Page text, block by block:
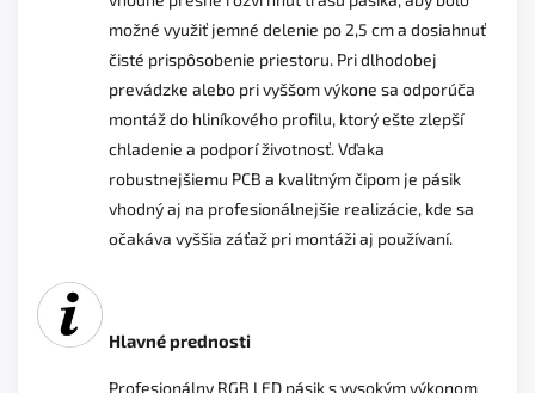
možné využiť jemné delenie po 2,5 cm a dosiahnuť
čisté prispôsobenie priestoru. Pri dlhodobej
prevádzke alebo pri vyššom výkone sa odporúča
montáž do hliníkového profilu, ktorý ešte zlepší
chladenie a podporí životnosť. Vďaka
robustnejšiemu PCB a kvalitným čipom je pásik
vhodný aj na profesionálnejšie realizácie, kde sa
očakáva vyššia záťaž pri montáži aj používaní.
Hlavné prednosti
Profesionálny RGB LED pásik s vysokým výkonom